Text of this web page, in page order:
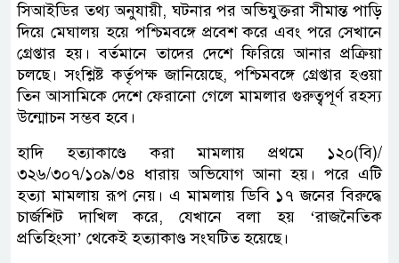
সিআইডির তথ্য অনুযায়ী, ঘটনার পর অভিযুক্তরা সীমান্ত পাড়ি
দিয়ে মেঘালয় হয়ে পশ্চিমবঙ্গে প্রবেশ করে এবং পরে সেখানে
গ্রেপ্তার হয়। বর্তমানে তাদের দেশে ফিরিয়ে আনার প্রক্রিয়া
চলছে। সংশ্লিষ্ট কর্তৃপক্ষ জানিয়েছে, পশ্চিমবঙ্গে গ্রেপ্তার হওয়া
তিন আসামিকে দেশে ফেরানো গেলে মামলার গুরুত্বপূর্ণ রহস্য
উন্মোচন সম্ভব হবে।
হাদি হত্যাকাণ্ডে করা মামলায় প্রথমে ১২০(বি)/
৩২৬/৩০৭/১০৯/৩৪ ধারায় অভিযোগ আনা হয়। পরে এটি
হত্যা মামলায় রূপ নেয়। এ মামলায় ডিবি ১৭ জনের বিরুদ্ধে
চার্জশিট দাখিল করে, যেখানে বলা হয় ‘রাজনৈতিক
প্রতিহিংসা’ থেকেই হত্যাকাণ্ড সংঘটিত হয়েছে।